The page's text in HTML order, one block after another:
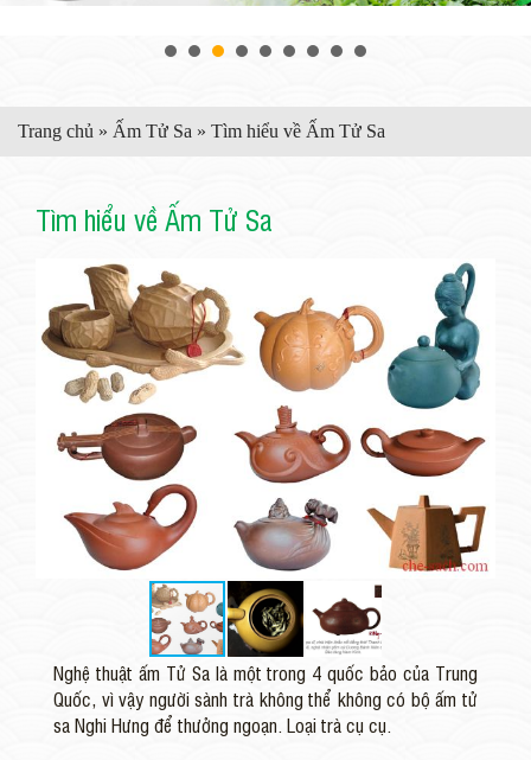
Trang chủ » Ấm Tử Sa » Tìm hiểu về Ấm Tử Sa
Tìm hiểu về Ấm Tử Sa
Nghệ thuật ấm Tử Sa là một trong 4 quốc bảo của Trung
Quốc, vì vậy người sành trà không thể không có bộ ấm tử
sa Nghi Hưng để thưởng ngoạn. Loại trà cụ cụ.